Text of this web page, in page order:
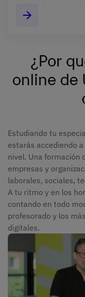
¿Por
online de
Estudiando tu
estarás accediendo
nivel. Una formación
empresas y
laborales, sociales,
A tu ritmo y en los
contando en todo
profesorado y los
digitales.